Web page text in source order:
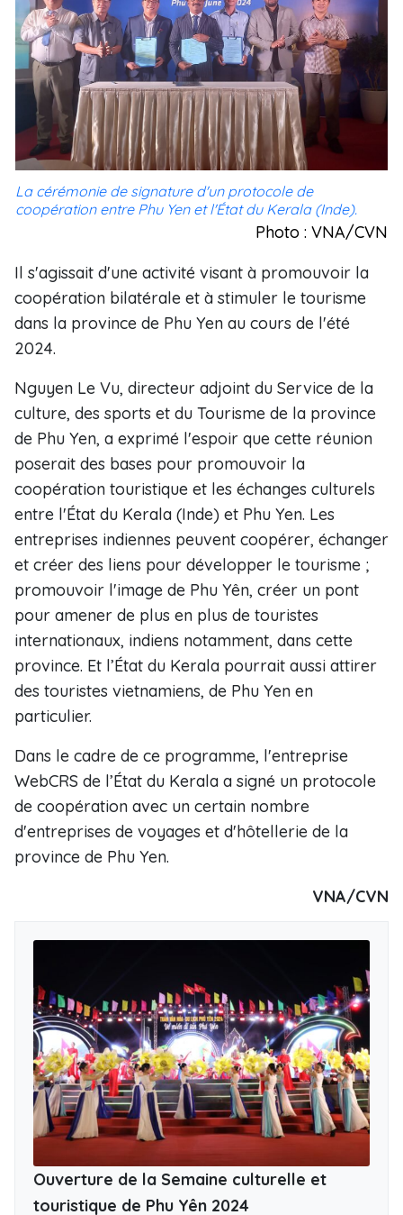
La cérémonie de signature d'un protocole de
coopération entre Phu Yen et l'État du Kerala (Inde).
Photo : VNA/CVN
Il s'agissait d'une activité visant à promouvoir la
coopération bilatérale et à stimuler le tourisme
dans la province de Phu Yen au cours de l'été
2024.
Nguyen Le Vu, directeur adjoint du Service de la
culture, des sports et du Tourisme de la province
de Phu Yen, a exprimé l'espoir que cette réunion
poserait des bases pour promouvoir la
coopération touristique et les échanges culturels
entre l'État du Kerala (Inde) et Phu Yen. Les
entreprises indiennes peuvent coopérer, échanger
et créer des liens pour développer le tourisme ;
promouvoir l'image de Phu Yên, créer un pont
pour amener de plus en plus de touristes
internationaux, indiens notamment, dans cette
province. Et l’État du Kerala pourrait aussi attirer
des touristes vietnamiens, de Phu Yen en
particulier.
Dans le cadre de ce programme, l'entreprise
WebCRS de l’État du Kerala a signé un protocole
de coopération avec un certain nombre
d'entreprises de voyages et d'hôtellerie de la
province de Phu Yen.
VNA/CVN
Ouverture de la Semaine culturelle et
touristique de Phu Yên 2024